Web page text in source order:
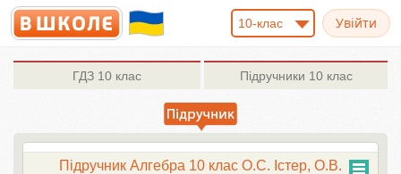
10-клас
ГДЗ 10 клас Підручники 10 клас
Підручник Алгебра 10 клас О.С. Істер, О.В.